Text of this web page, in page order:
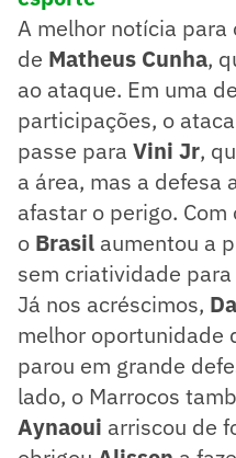
A melhor notícia para
de Matheus Cunha,
ao ataque. Em uma
participações, o
passe para Vini Jr,
a área, mas a defesa
afastar o perigo.
o Brasil aumentou a
sem criatividade
Já nos acréscimos,
melhor oportunidade
parou em grande
lado, o Marrocos
Aynaoui arriscou de